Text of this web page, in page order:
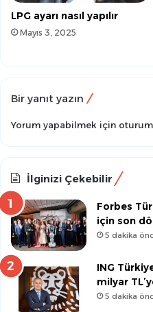
LPG ayarı nasıl yapılır
Mayıs 3, 2025
Bir yanıt yazın
Yorum yapabilmek için oturum
İlginizi Çekebilir
Forbes
için son
5 dakika
ING
milyar
5 dakika